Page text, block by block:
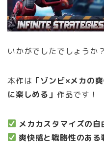
いかがでしたでしょうか？
本作は 「ゾンビ×メカの
に楽しめる」 作品です！
メカカスタマイズの自
爽快感と戦略性のある